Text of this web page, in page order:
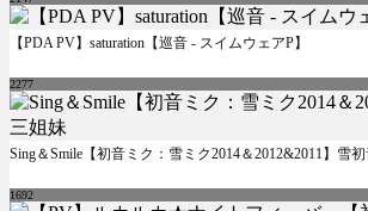
【PDA PV】saturation【巡音 - スイムウェアP】
2277
Sing＆Smile【初音ミク：雪ミク2014＆2012&2011】雪
1692